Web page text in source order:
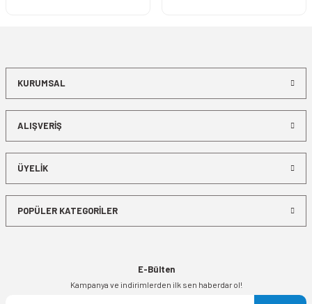
KURUMSAL
ALIŞVERİŞ
ÜYELİK
POPÜLER KATEGORİLER
E-Bülten
Kampanya ve indirimlerden ilk sen haberdar ol!